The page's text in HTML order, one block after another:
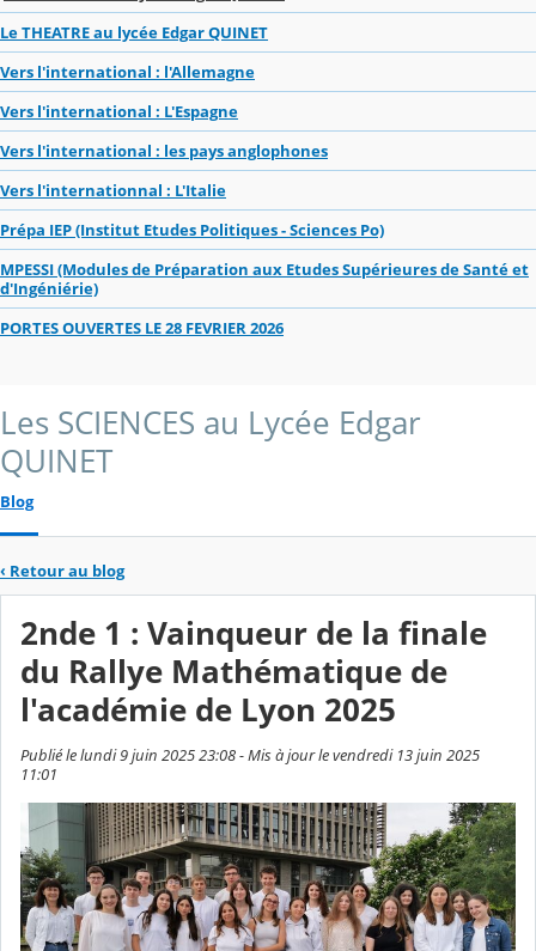
Le THEATRE au lycée Edgar QUINET
Vers l'international : l'Allemagne
Vers l'international : L'Espagne
Vers l'international : les pays anglophones
Vers l'internationnal : L'Italie
Prépa IEP (Institut Etudes Politiques - Sciences Po)
MPESSI (Modules de Préparation aux Etudes Supérieures de Santé et
d'Ingéniérie)
PORTES OUVERTES LE 28 FEVRIER 2026
Les SCIENCES au Lycée Edgar
QUINET
Blog
‹ Retour au blog
2nde 1 : Vainqueur de la finale
du Rallye Mathématique de
l'académie de Lyon 2025
Publié le lundi 9 juin 2025 23:08 - Mis à jour le vendredi 13 juin 2025
11:01